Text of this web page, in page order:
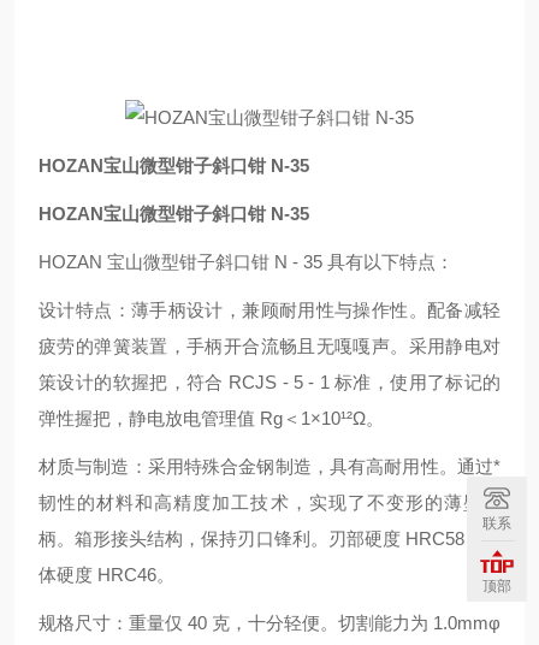
HOZAN宝山微型钳子斜口钳 N-35
HOZAN宝山微型钳子斜口钳 N-35
HOZAN 宝山微型钳子斜口钳 N - 35 具有以下特点：
设计特点：薄手柄设计，兼顾耐用性与操作性。配备减轻
疲劳的弹簧装置，手柄开合流畅且无嘎嘎声。采用静电对
策设计的软握把，符合 RCJS - 5 - 1 标准，使用了标记的
弹性握把，静电放电管理值 Rg＜1×10¹²Ω。
材质与制造：采用特殊合金钢制造，具有高耐用性。通过*
韧性的材料和高精度加工技术，实现了不变形的薄壁手
柄。箱形接头结构，保持刃口锋利。刃部硬度 HRC58，本
体硬度 HRC46。
规格尺寸：重量仅 40 克，十分轻便。切割能力为 1.0mmφ
联系
顶部